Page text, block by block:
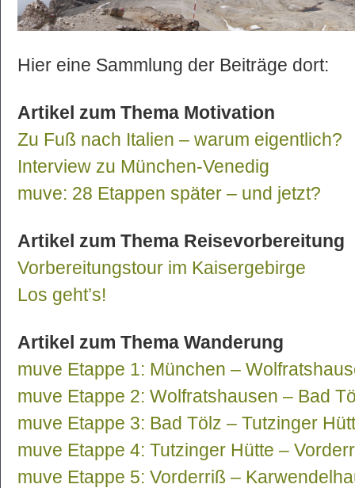
Hier eine Sammlung der Beiträge dort:
Artikel zum Thema Motivation
Zu Fuß nach Italien – warum eigentlich?
Interview zu München-Venedig
muve: 28 Etappen später – und jetzt?
Artikel zum Thema Reisevorbereitung
Vorbereitungstour im Kaisergebirge
Los geht’s!
Artikel zum Thema Wanderung
muve Etappe 1: München –
muve Etappe 2: Wolfratshausen – Bad
muve Etappe 3: Bad Tölz – Tutzinger
muve Etappe 4: Tutzinger Hütte –
muve Etappe 5: Vorderriß –